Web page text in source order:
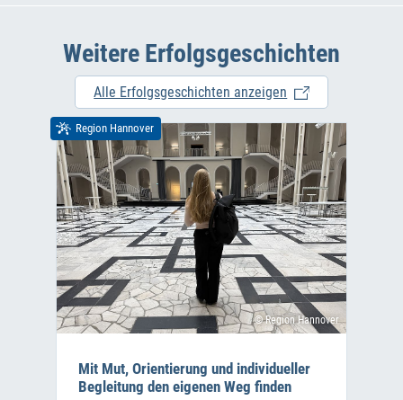
Weitere Erfolgsgeschichten
Alle Erfolgsgeschichten anzeigen
Region Hannover
© Region Hannover
Mit Mut, Orientierung und individueller
Begleitung den eigenen Weg finden